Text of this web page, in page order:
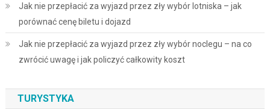
Jak nie przepłacić za wyjazd przez zły wybór lotniska – jak
porównać cenę biletu i dojazd
Jak nie przepłacić za wyjazd przez zły wybór noclegu – na co
zwrócić uwagę i jak policzyć całkowity koszt
TURYSTYKA